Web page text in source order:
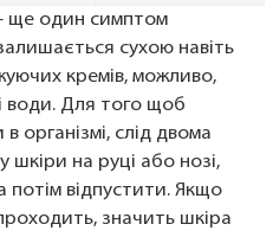
– ще один симптом
сухою навіть
кремів, можливо,
води. Для того щоб
організмі, слід двома
шкіри на руці або нозі,
потім відпустити. Якщо
значить шкіра